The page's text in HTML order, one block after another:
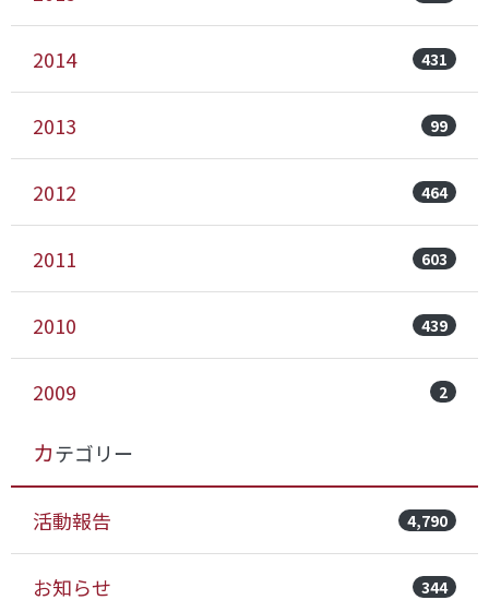
2014 431
2013 99
2012 464
2011 603
2010 439
2009 2
カテゴリー
活動報告 4,790
お知らせ 344